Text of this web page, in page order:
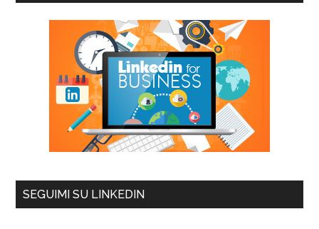
SEGUIMI SU LINKEDIN